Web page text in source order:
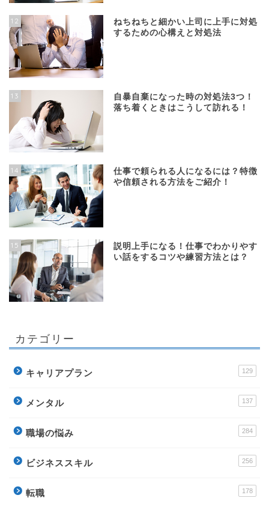
12
ねちねちと細かい上司に上手に対処
するための心構えと対処法
13
自暴自棄になった時の対処法3つ！
落ち着くときはこうして訪れる！
14
仕事で頼られる人になるには？特徴
や信頼される方法をご紹介！
15
説明上手になる！仕事でわかりやす
い話をするコツや練習方法とは？
カテゴリー
キャリアプラン 129
メンタル 137
職場の悩み 284
ビジネススキル 256
転職 178